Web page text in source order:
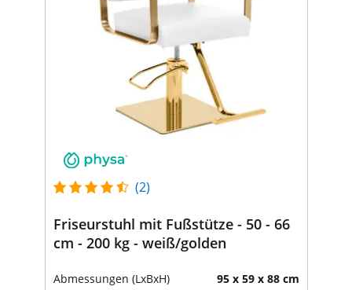
(2)
Friseurstuhl mit Fußstütze - 50 - 66
cm - 200 kg - weiß/golden
Abmessungen (LxBxH) 95 x 59 x 88 cm